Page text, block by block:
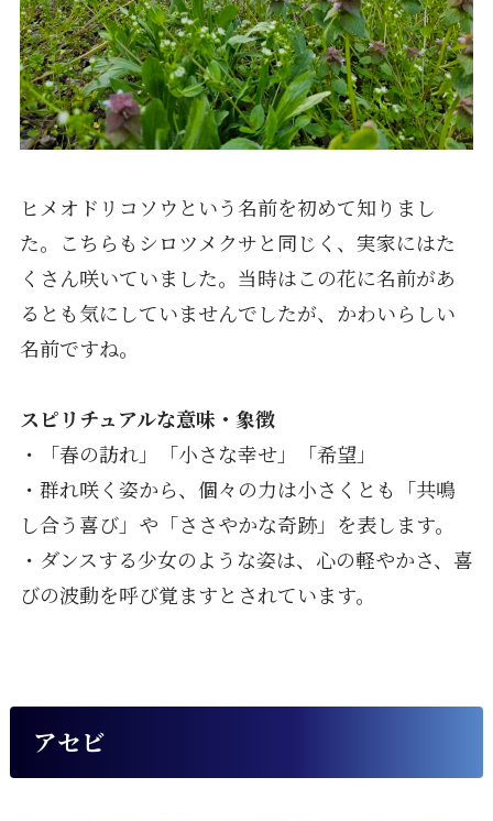
ヒメオドリコソウという名前を初めて知りまし
た。こちらもシロツメクサと同じく、実家にはた
くさん咲いていました。当時はこの花に名前があ
るとも気にしていませんでしたが、かわいらしい
名前ですね。
スピリチュアルな意味・象徴
・「春の訪れ」「小さな幸せ」「希望」
・群れ咲く姿から、個々の力は小さくとも「共鳴
し合う喜び」や「ささやかな奇跡」を表します。
・ダンスする少女のような姿は、心の軽やかさ、喜
びの波動を呼び覚ますとされています。
アセビ